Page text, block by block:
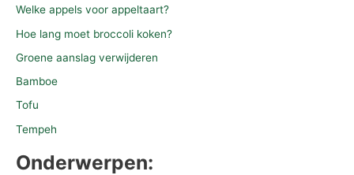
Welke appels voor appeltaart?
Hoe lang moet broccoli koken?
Groene aanslag verwijderen
Bamboe
Tofu
Tempeh
Onderwerpen: